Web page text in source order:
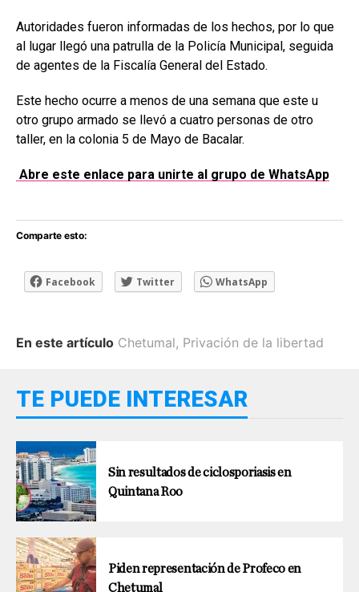
Autoridades fueron informadas de los hechos, por lo que
al lugar llegó una patrulla de la Policía Municipal, seguida
de agentes de la Fiscalía General del Estado.
Este hecho ocurre a menos de una semana que este u
otro grupo armado se llevó a cuatro personas de otro
taller, en la colonia 5 de Mayo de Bacalar.
Abre este enlace para unirte al grupo de WhatsApp
Comparte esto:
Facebook Twitter WhatsApp
En este artículo Chetumal, Privación de la libertad
TE PUEDE INTERESAR
Sin resultados de ciclosporiasis en
Quintana Roo
Piden representación de Profeco en
Chetumal